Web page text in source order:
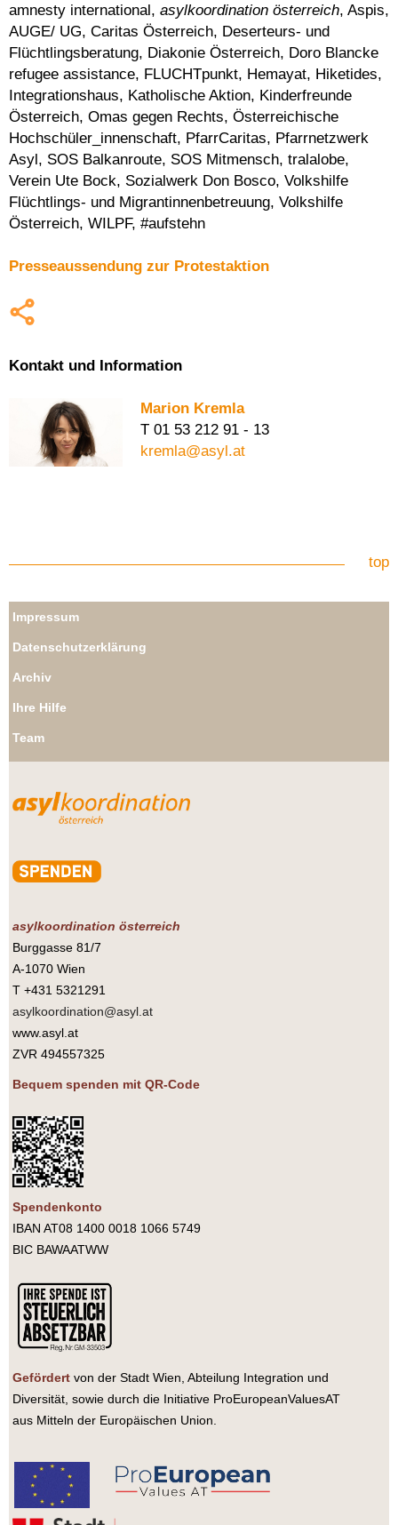
amnesty international, asylkoordination österreich, Aspis,
AUGE/ UG, Caritas Österreich, Deserteurs- und
Flüchtlingsberatung, Diakonie Österreich, Doro Blancke
refugee assistance, FLUCHTpunkt, Hemayat, Hiketides,
Integrationshaus, Katholische Aktion, Kinderfreunde
Österreich, Omas gegen Rechts, Österreichische
Hochschüler_innenschaft, PfarrCaritas, Pfarrnetzwerk
Asyl, SOS Balkanroute, SOS Mitmensch, tralalobe,
Verein Ute Bock, Sozialwerk Don Bosco, Volkshilfe
Flüchtlings- und Migrantinnenbetreuung, Volkshilfe
Österreich, WILPF, #aufstehn
Presseaussendung zur Protestaktion
Kontakt und Information
Marion Kremla
T 01 53 212 91 - 13
kremla@asyl.at
top
Impressum
Datenschutzerklärung
Archiv
Ihre Hilfe
Team
asylkoordination österreich
Burggasse 81/7
A-1070 Wien
T +431 5321291
asylkoordination@asyl.at
www.asyl.at
ZVR 494557325
Bequem spenden mit QR-Code
Spendenkonto
IBAN AT08 1400 0018 1066 5749
BIC BAWAATWW
Gefördert von der Stadt Wien, Abteilung Integration und
Diversität, sowie durch die Initiative ProEuropeanValuesAT
aus Mitteln der Europäischen Union.